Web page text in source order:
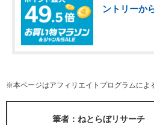
ントリーか
※本ページはアフィリエイトプログラムによ
筆者：ねとらぼリサーチ